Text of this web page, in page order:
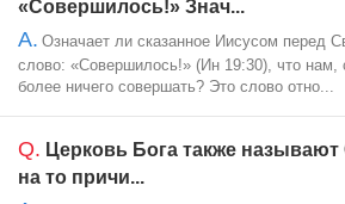
«Совершилось!» Знач...
A. Означает ли сказанное Иисусом перед
слово: «Совершилось!» (Ин 19:30), что нам,
более ничего совершать? Это слово отно...
Q. Церковь Бога также
на то причи...